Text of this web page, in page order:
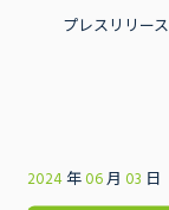
プレスリリース
2024年06月 03 日